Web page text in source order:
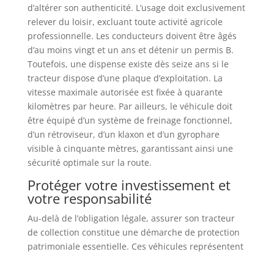
d’altérer son authenticité. L’usage doit exclusivement
relever du loisir, excluant toute activité agricole
professionnelle. Les conducteurs doivent être âgés
d’au moins vingt et un ans et détenir un permis B.
Toutefois, une dispense existe dès seize ans si le
tracteur dispose d’une plaque d’exploitation. La
vitesse maximale autorisée est fixée à quarante
kilomètres par heure. Par ailleurs, le véhicule doit
être équipé d’un système de freinage fonctionnel,
d’un rétroviseur, d’un klaxon et d’un gyrophare
visible à cinquante mètres, garantissant ainsi une
sécurité optimale sur la route.
Protéger votre investissement et
votre responsabilité
Au-delà de l’obligation légale, assurer son tracteur
de collection constitue une démarche de protection
patrimoniale essentielle. Ces véhicules représentent